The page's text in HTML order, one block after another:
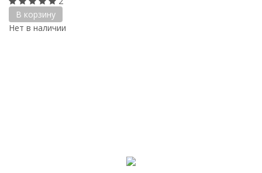
В корзину
Нет в наличии